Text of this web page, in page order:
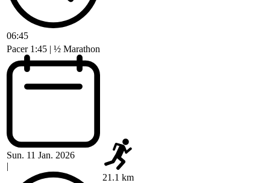
06:45
Pacer 1:45 | ½ Marathon
Sun. 11 Jan. 2026
|
21.1 km